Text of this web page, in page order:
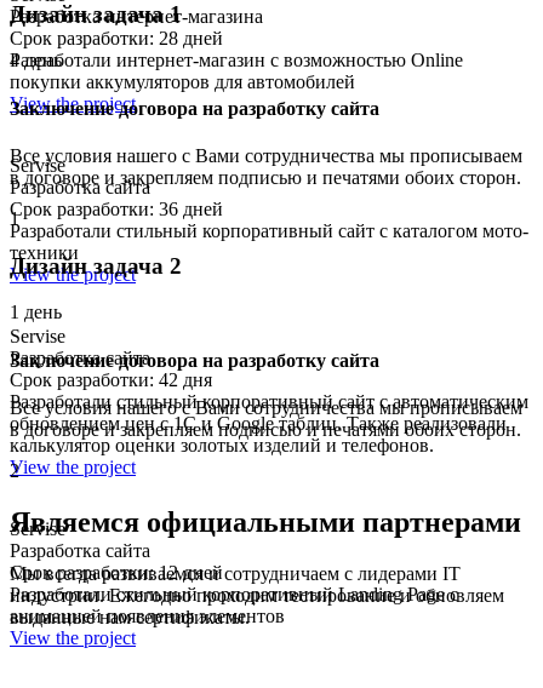
Разработка интернет-магазина
Срок разработки: 28 дней
Разработали интернет-магазин с возможностью Online
покупки аккумуляторов для автомобилей
View the project
Servise
Разработка сайта
Срок разработки: 36 дней
Разработали стильный корпоративный сайт с каталогом мото-
техники
View the project
Servise
Разработка сайта
Срок разработки: 42 дня
Разработали стильный корпоративный сайт с автоматическим
обновлением цен с 1С и Google таблиц. Также реализовали
калькулятор оценки золотых изделий и телефонов.
View the project
Servise
Разработка сайта
Срок разработки: 12 дней
Разработали стильный корпоративный Landing Page с
анимацией появления элементов
View the project
Дизайн задача 1
4 день
Заключение договора на разработку сайта
Все условия нашего с Вами сотрудничества мы прописываем
в договоре и закрепляем подписью и печатями обоих сторон.
1
Дизайн задача 2
1 день
Заключение договора на разработку сайта
Все условия нашего с Вами сотрудничества мы прописываем
в договоре и закрепляем подписью и печатями обоих сторон.
2
Являемся официальными партнерами
Мы всегда развиваемся и сотрудничаем с лидерами IT
индустрии. Ежегодно проходим тестирование и обновляем
выданные нам сертификаты.